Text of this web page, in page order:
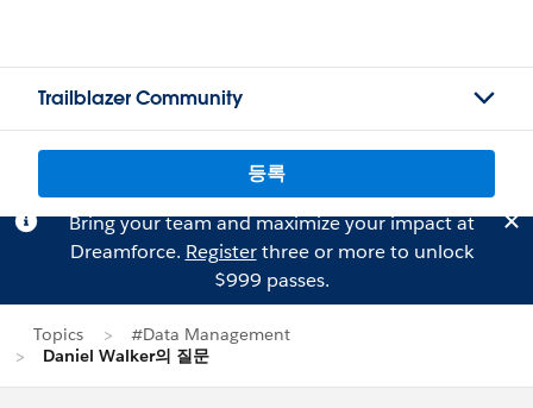
Trailblazer Community
등록
Bring your team and maximize your impact at
Dreamforce. Registerthree or more to unlock
$999 passes.
Topics
#Data Management
Daniel Walker의 질문